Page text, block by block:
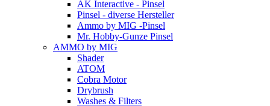
AK Interactive - Pinsel
Pinsel - diverse Hersteller
Ammo by MIG -Pinsel
Mr. Hobby-Gunze Pinsel
AMMO by MIG
Shader
ATOM
Cobra Motor
Drybrush
Washes & Filters